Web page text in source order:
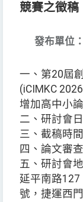
競賽之徵稿
發布單位：
一、第20屆
(iCIMKC 2026
增加高中小
二、研討會
三、截稿時
四、論文審
五、研討會
延平南路127
號，捷運西